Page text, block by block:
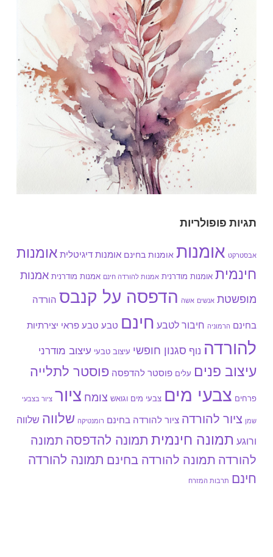
תגיות פופולריות
אבסטרקט אומנות אומנות בחינם אומנות דיגיטלית אומנות
חינמית אומנות מודרנית אמנות להורדה חינם אמנות מודרנית אמנות
מופשטת אנשים אשה הדפסה על קנבס הורדה
בחינם הרמוניה חיבור לטבע חינם טבע טבע פראי יצירתיות
להורדה נוף סגנון חופשי עיצוב טבעי עיצוב מודרני
עיצוב פנים עלים פוסטר להדפסה פוסטר לתלייה
פרחים צבעי מים צבעי מים וגואש צומח ציור ציור בצבעי
שמן ציור להורדה ציור להורדה בחינם רומנטיקה שלווה שלווה
ורוגע תמונה חינמית תמונה להדפסה תמונה
להורדה תמונה להורדה בחינם תמונה להורדה
חינם תרבות המזרח